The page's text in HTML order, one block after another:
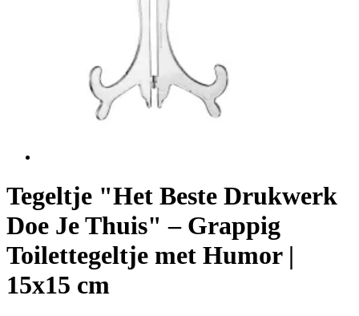
Tegeltje "Het Beste Drukwerk
Doe Je Thuis" – Grappig
Toilettegeltje met Humor |
15x15 cm